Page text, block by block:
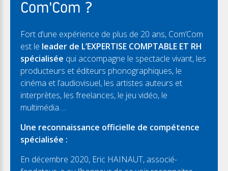
Com'Com ?
Fort d’une expérience de plus de 20 ans, Com’Com
est le leader de L’EXPERTISE COMPTABLE ET RH
spécialisée qui accompagne le spectacle vivant, les
producteurs et éditeurs phonographiques, le
cinéma et l’audiovisuel, les artistes auteurs et
interprètes, les freelances, le jeu vidéo, le
multimédia….
Une reconnaissance officielle de compétence
spécialisée :
En décembre 2020, Eric HAINAUT, associé-